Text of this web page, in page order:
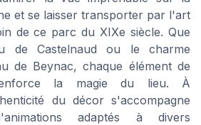
et se laisser transporter par l'art
de ce parc du XIXe siècle. Que
de Castelnaud ou le charme
de Beynac, chaque élément de
renforce la magie du lieu. À
du décor s'accompagne
adaptés à divers